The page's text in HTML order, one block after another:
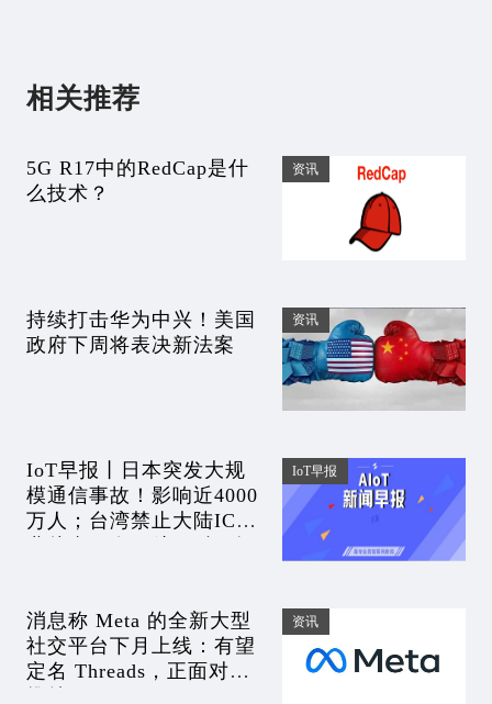
相关推荐
5G R17中的RedCap是什
么技术？
资讯
持续打击华为中兴！美国
政府下周将表决新法案
资讯
IoT早报丨日本突发大规
模通信事故！影响近4000
万人；台湾禁止大陆IC企
IoT早报
消息称 Meta 的全新大型
社交平台下月上线：有望
定名 Threads，正面对抗
资讯